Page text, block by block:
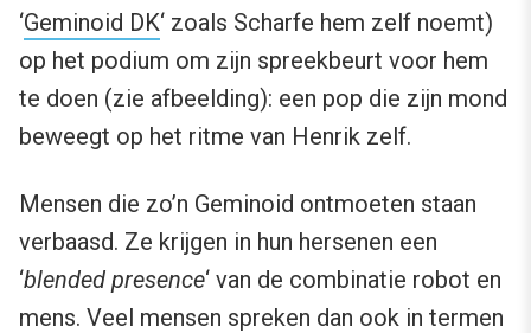
‘Geminoid DK‘ zoals Scharfe hem zelf noemt)
op het podium om zijn spreekbeurt voor hem
te doen (zie afbeelding): een pop die zijn mond
beweegt op het ritme van Henrik zelf.
Mensen die zo’n Geminoid ontmoeten staan
verbaasd. Ze krijgen in hun hersenen een
‘blended presence‘ van de combinatie robot en
mens. Veel mensen spreken dan ook in termen